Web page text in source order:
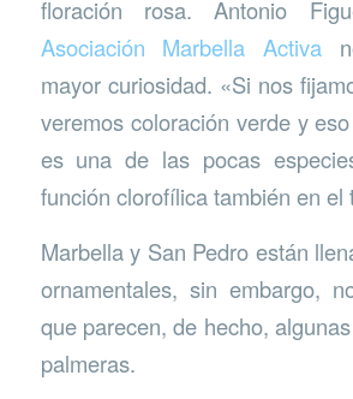
floración rosa. Antonio
Asociación Marbella Activa
mayor curiosidad. «Si nos
veremos coloración verde y
es una de las pocas
función clorofílica también en el
Marbella y San Pedro están
ornamentales, sin embargo,
que parecen, de hecho,
palmeras.